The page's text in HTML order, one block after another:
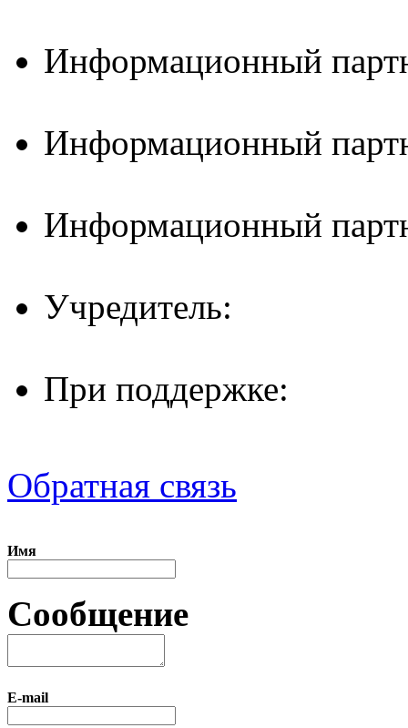
Информационный
Информационный
Информационный
Учредитель:
При поддержке:
Обратная связь
Имя
Сообщение
E-mail